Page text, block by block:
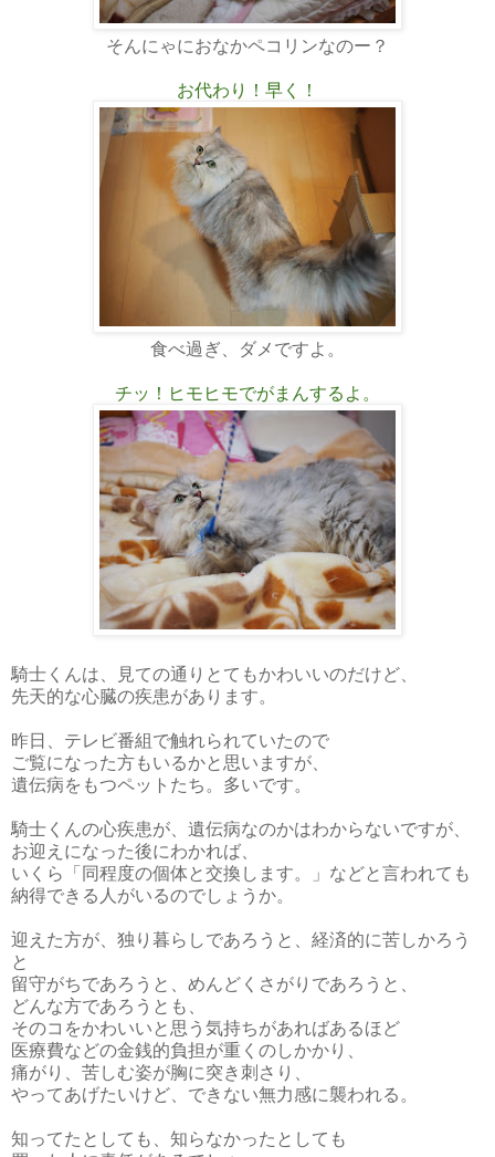
そんにゃにおなかペコリンなのー？
お代わり！早く！
食べ過ぎ、ダメですよ。
チッ！ヒモヒモでがまんするよ。
騎士くんは、見ての通りとてもかわいいのだけど、
先天的な心臓の疾患があります。
昨日、テレビ番組で触れられていたので
ご覧になった方もいるかと思いますが、
遺伝病をもつペットたち。多いです。
騎士くんの心疾患が、遺伝病なのかはわからないですが、
お迎えになった後にわかれば、
いくら「同程度の個体と交換します。」などと言われても
納得できる人がいるのでしょうか。
迎えた方が、独り暮らしであろうと、経済的に苦しかろう
と
留守がちであろうと、めんどくさがりであろうと、
どんな方であろうとも、
そのコをかわいいと思う気持ちがあればあるほど
医療費などの金銭的負担が重くのしかかり、
痛がり、苦しむ姿が胸に突き刺さり、
やってあげたいけど、できない無力感に襲われる。
知ってたとしても、知らなかったとしても